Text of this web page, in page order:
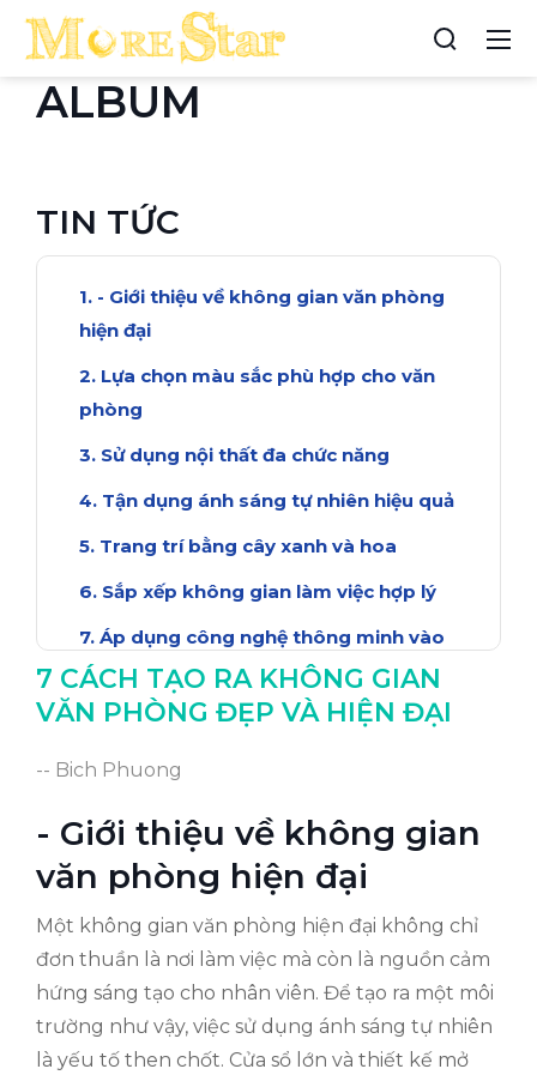
ALBUM
TIN TỨC
- Giới thiệu về không gian văn phòng
hiện đại
Lựa chọn màu sắc phù hợp cho văn
phòng
Sử dụng nội thất đa chức năng
Tận dụng ánh sáng tự nhiên hiệu quả
Trang trí bằng cây xanh và hoa
Sắp xếp không gian làm việc hợp lý
Áp dụng công nghệ thông minh vào
văn phòng
Kết luận: Tạo không gian làm việc lý
7 CÁCH TẠO RA KHÔNG GIAN
VĂN PHÒNG ĐẸP VÀ HIỆN ĐẠI
-- Bich Phuong
- Giới thiệu về không gian
văn phòng hiện đại
Một không gian văn phòng hiện đại không chỉ
đơn thuần là nơi làm việc mà còn là nguồn cảm
hứng sáng tạo cho nhân viên. Để tạo ra một môi
trường như vậy, việc sử dụng ánh sáng tự nhiên
là yếu tố then chốt. Cửa sổ lớn và thiết kế mở